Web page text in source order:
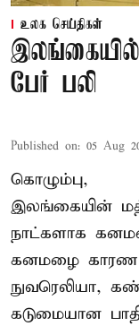
உலக செய்திகள்
பேர் பலி
Published on: 05 Aug
கொழும்பு,
இலங்கையின்
நாட்களாக
கனமழை
நுவரெலியா,
கடுமையான